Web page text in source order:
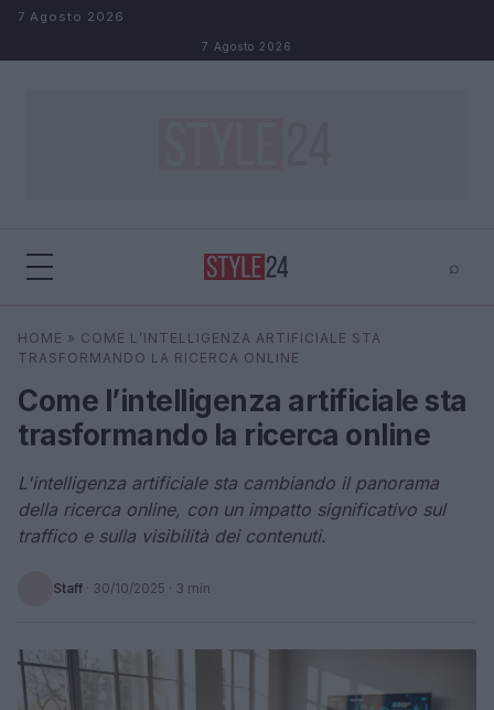
Salta al contenuto
7 Agosto 2026
7 Agosto 2026
⌕
Cerca
HOME » COME L’INTELLIGENZA ARTIFICIALE STA
TRASFORMANDO LA RICERCA ONLINE
Come l’intelligenza artificiale sta
trasformando la ricerca online
L'intelligenza artificiale sta cambiando il panorama
della ricerca online, con un impatto significativo sul
traffico e sulla visibilità dei contenuti.
Staff · 30/10/2025 · 3 min